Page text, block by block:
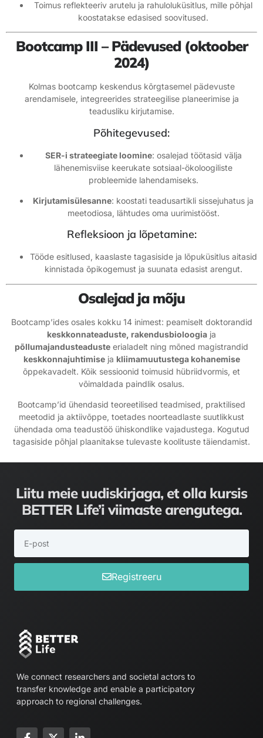
Toimus reflekteeriv arutelu ja rahuloluküsitlus, mille põhjal
koostatakse edasised soovitused.
Bootcamp III – Pädevused (oktoober
2024)
Kolmas bootcamp keskendus kõrgtasemel pädevuste
arendamisele, integreerides strateegilise planeerimise ja
teadusliku kirjutamise.
Põhitegevused:
SER-i strateegiate loomine: osalejad töötasid välja
lähenemisviise keerukate sotsiaal-ökoloogiliste
probleemide lahendamiseks.
Kirjutamisülesanne: koostati teadusartikli sissejuhatus ja
meetodiosa, lähtudes oma uurimistööst.
Refleksioon ja lõpetamine:
Tööde esitlused, kaaslaste tagasiside ja lõpuküsitlus aitasid
kinnistada õpikogemust ja suunata edasist arengut.
Osalejad ja mõju
Bootcamp’ides osales kokku 14 inimest: peamiselt doktorandid
keskkonnateaduste, rakendusbioloogia ja
põllumajandusteaduste erialadelt ning mõned magistrandid
keskkonnajuhtimiseja kliimamuutustega kohanemise
õppekavadelt. Kõik sessioonid toimusid hübriidvormis, et
võimaldada paindlik osalus.
Bootcamp’id ühendasid teoreetilised teadmised, praktilised
meetodid ja aktiivõppe, toetades noorteadlaste suutlikkust
ühendada oma teadustöö ühiskondlike vajadustega. Kogutud
tagasiside põhjal plaanitakse tulevaste koolituste täiendamist.
Liitu meie uudiskirjaga, et olla kursis
BETTER Life’i viimaste arengutega.
Registreeru
We connect researchers and societal actors to
transfer knowledge and enable a participatory
approach to regional challenges.